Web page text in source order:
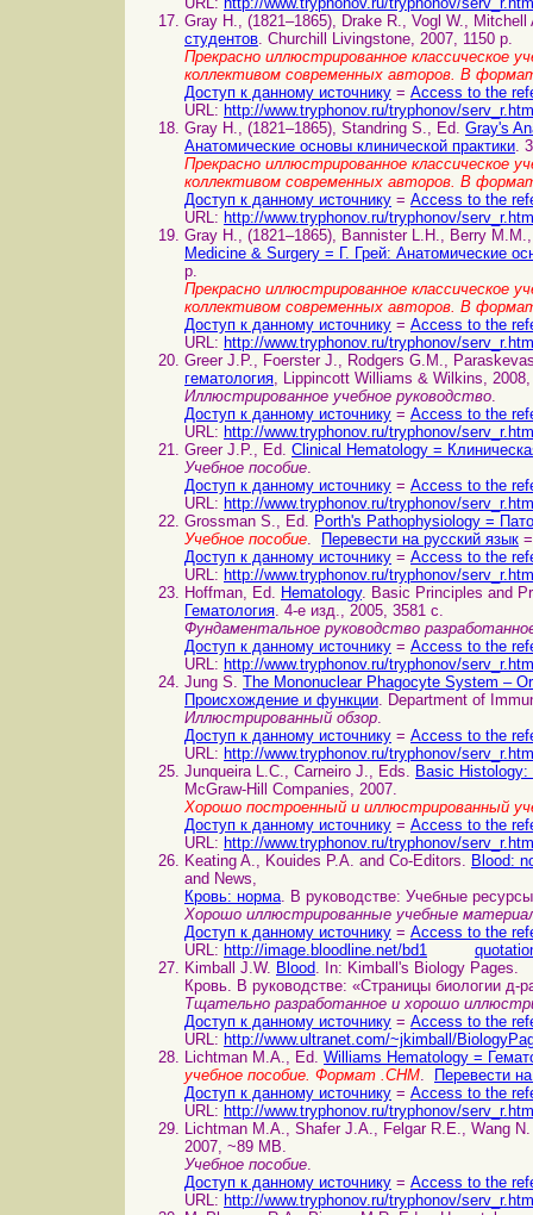
Gray H., (1821–1865), Drake R., Vogl W.,
студентов. Churchill Livingstone, 2007, 1150 p.
Прекрасно иллюстрированное классическое
коллективом современных авторов. В
Доступ к данному источнику = Access to the
URL: http://www.tryphonov.ru/tryphonov/
Gray H., (1821–1865), Standring S., Ed. Gray's
Анатомические основы клинической практики.
Прекрасно иллюстрированное классическое
коллективом современных авторов. В
Доступ к данному источнику = Access to the
URL: http://www.tryphonov.ru/tryphonov/
Gray H., (1821–1865), Bannister L.H., Berry
Medicine & Surgery = Г. Грей: Анатомические
p.
Прекрасно иллюстрированное классическое
коллективом современных авторов. В
Доступ к данному источнику = Access to the
URL: http://www.tryphonov.ru/tryphonov/
Greer J.P., Foerster J., Rodgers G.M.,
гематология, Lippincott Williams & Wilkins,
Иллюстрированное учебное руководство.
Доступ к данному источнику = Access to the
URL: http://www.tryphonov.ru/tryphonov/
Greer J.P., Ed. Clinical Hematology =
Учебное пособие.
Доступ к данному источнику = Access to the
URL: http://www.tryphonov.ru/tryphonov/
Grossman S., Ed. Porth's Pathophysiology =
Учебное пособие. Перевести на русский язык =
Доступ к данному источнику = Access to the
URL: http://www.tryphonov.ru/tryphonov/
Hoffman, Ed. Hematology. Basic Principles and
Гематология. 4-е изд., 2005, 3581 с.
Фундаментальное руководство
Доступ к данному источнику = Access to the
URL: http://www.tryphonov.ru/tryphonov/
Jung S. The Mononuclear Phagocyte System –
Происхождение и функции. Department of
Иллюстрированный обзор.
Доступ к данному источнику = Access to the
URL: http://www.tryphonov.ru/tryphonov/
Junqueira L.C., Carneiro J., Eds. Basic Histology:
McGraw-Hill Companies, 2007.
Хорошо построенный и иллюстрированный
Доступ к данному источнику = Access to the
URL: http://www.tryphonov.ru/tryphonov/
Keating A., Kouides P.A. and Co-Editors. Blood:
and News,
Кровь: норма. В руководстве: Учебные
Хорошо иллюстрированные учебные
Доступ к данному источнику = Access to the
URL: http://image.bloodline.net/bd1
Kimball J.W. Blood. In: Kimball's Biology Pages.
Кровь. В руководстве: «Страницы биологии д-
Тщательно разработанное и хорошо
Доступ к данному источнику = Access to the
URL: http://www.ultranet.com/~jkimball/
Lichtman M.A., Ed. Williams Hematology =
учебное пособие. Формат .CHM.
Перевести
Доступ к данному источнику = Access to the
URL: http://www.tryphonov.ru/tryphonov/
Lichtman M.A., Shafer J.A., Felgar R.E., Wang
2007, ~89 MB.
Учебное пособие.
Доступ к данному источнику = Access to the
URL: http://www.tryphonov.ru/tryphonov/